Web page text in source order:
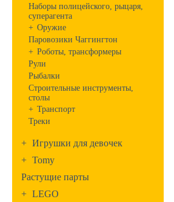
Наборы полицейского, рыцаря,
суперагента
+ Оружие
Паровозики Чаггингтон
+ Роботы, трансформеры
Рули
Рыбалки
Строительные инструменты,
столы
+ Транспорт
Треки
+ Игрушки для девочек
+ Tomy
Растущие парты
+ LEGO